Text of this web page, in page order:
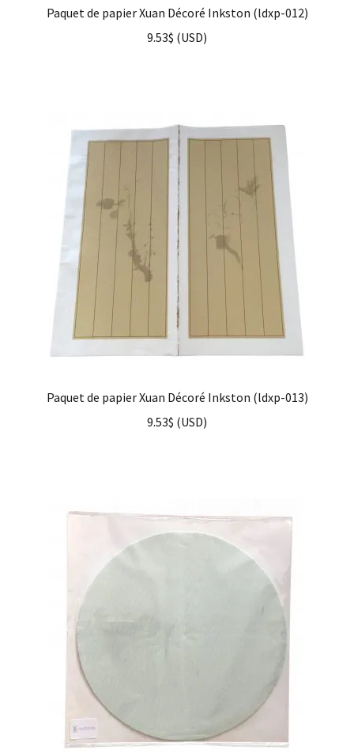
Paquet de papier Xuan Décoré Inkston (ldxp-012)
9.53$ (USD)
Paquet de papier Xuan Décoré Inkston (ldxp-013)
9.53$ (USD)